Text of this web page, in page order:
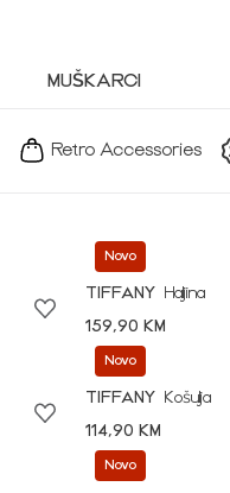
MUŠKARCI
Retro Accessories
Novo
TIFFANY
Haljina
159,90 KM
Novo
TIFFANY
Košulja
114,90 KM
Novo